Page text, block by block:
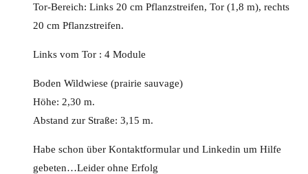
Tor-Bereich: Links 20 cm Pflanzstreifen, Tor (1,8 m), rechts
20 cm Pflanzstreifen.
Links vom Tor : 4 Module
Boden Wildwiese (prairie sauvage)
Höhe: 2,30 m.
Abstand zur Straße: 3,15 m.
Habe schon über Kontaktformular und Linkedin um Hilfe
gebeten…Leider ohne Erfolg